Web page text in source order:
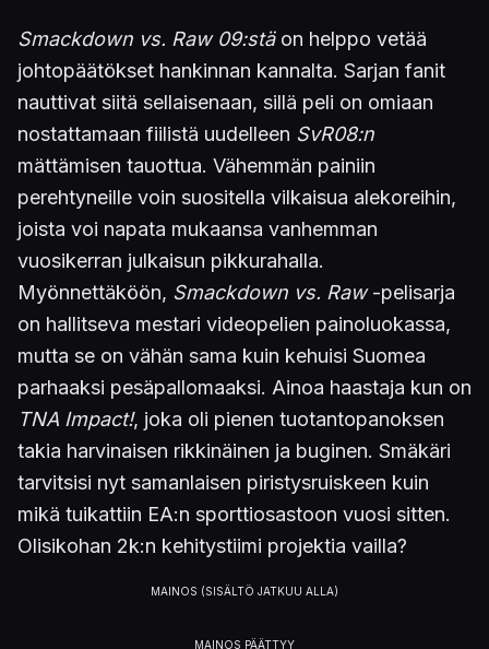
Smackdown vs. Raw 09:stäon helppo vetää
johtopäätökset hankinnan kannalta. Sarjan fanit
nauttivat siitä sellaisenaan, sillä peli on omiaan
nostattamaan fiilistä uudelleen SvR08:n
mättämisen tauottua. Vähemmän painiin
perehtyneille voin suositella vilkaisua alekoreihin,
joista voi napata mukaansa vanhemman
vuosikerran julkaisun pikkurahalla.
Myönnettäköön, Smackdown vs. Raw-pelisarja
on hallitseva mestari videopelien painoluokassa,
mutta se on vähän sama kuin kehuisi Suomea
parhaaksi pesäpallomaaksi. Ainoa haastaja kun on
TNA Impact!, joka oli pienen tuotantopanoksen
takia harvinaisen rikkinäinen ja buginen. Smäkäri
tarvitsisi nyt samanlaisen piristysruiskeen kuin
mikä tuikattiin EA:n sporttiosastoon vuosi sitten.
Olisikohan 2k:n kehitystiimi projektia vailla?